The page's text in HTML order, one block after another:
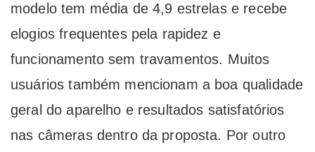
modelo tem média de 4,9 estrelas e recebe
elogios frequentes pela rapidez e
funcionamento sem travamentos. Muitos
usuários também mencionam a boa qualidade
geral do aparelho e resultados satisfatórios
nas câmeras dentro da proposta. Por outro